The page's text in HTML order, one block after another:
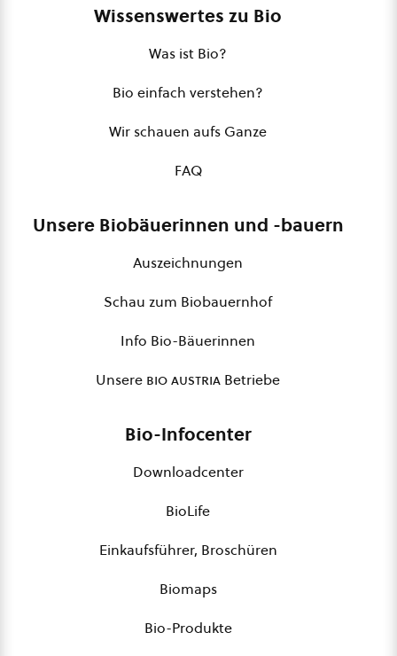
Wissenswertes zu Bio
Was ist Bio?
Bio einfach verstehen?
Wir schauen aufs Ganze
FAQ
Unsere Biobäuerinnen und -bauern
Auszeichnungen
Schau zum Biobauernhof
Info Bio-Bäuerinnen
Unsere bio austria Betriebe
Bio-Infocenter
Downloadcenter
BioLife
Einkaufsführer, Broschüren
Biomaps
Bio-Produkte